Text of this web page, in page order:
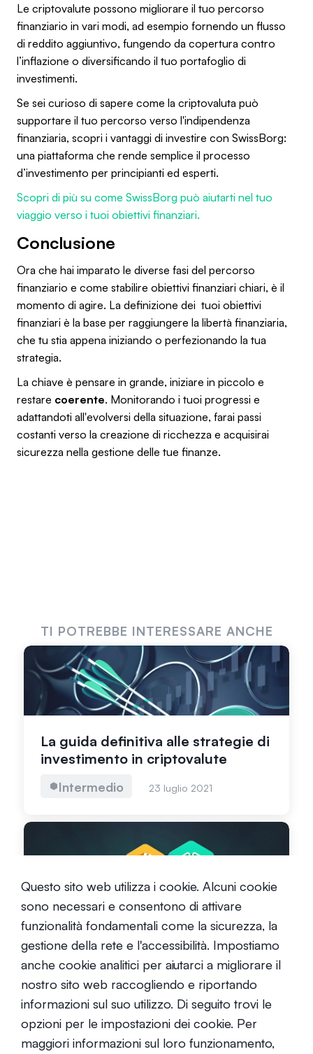
Le criptovalute possono migliorare il tuo percorso
finanziario in vari modi, ad esempio fornendo un flusso
di reddito aggiuntivo, fungendo da copertura contro
l’inflazione o diversificando il tuo portafoglio di
investimenti.
Se sei curioso di sapere come la criptovaluta può
supportare il tuo percorso verso l'indipendenza
finanziaria, scopri i vantaggi di investire con SwissBorg:
una piattaforma che rende semplice il processo
d’investimento per principianti ed esperti.
Scopri di più su come SwissBorg può aiutarti nel tuo
viaggio verso i tuoi obiettivi finanziari.
Conclusione
Ora che hai imparato le diverse fasi del percorso
finanziario e come stabilire obiettivi finanziari chiari, è il
momento di agire. La definizione dei tuoi obiettivi
finanziari è la base per raggiungere la libertà finanziaria,
che tu stia appena iniziando o perfezionando la tua
strategia.
La chiave è pensare in grande, iniziare in piccolo e
restare coerente. Monitorando i tuoi progressi e
adattandoti all'evolversi della situazione, farai passi
costanti verso la creazione di ricchezza e acquisirai
sicurezza nella gestione delle tue finanze.
TI POTREBBE INTERESSARE ANCHE
La guida definitiva alle strategie di
investimento in criptovalute
Intermedio 23 luglio 2021
Come investire in crypto?
Principiante 4 febbraio 2021
Questo sito web utilizza i cookie. Alcuni cookie
sono necessari e consentono di attivare
funzionalità fondamentali come la sicurezza, la
gestione della rete e l'accessibilità. Impostiamo
anche cookie analitici per aiutarci a migliorare il
nostro sito web raccogliendo e riportando
informazioni sul suo utilizzo. Di seguito trovi le
opzioni per le impostazioni dei cookie. Per
maggiori informazioni sul loro funzionamento,